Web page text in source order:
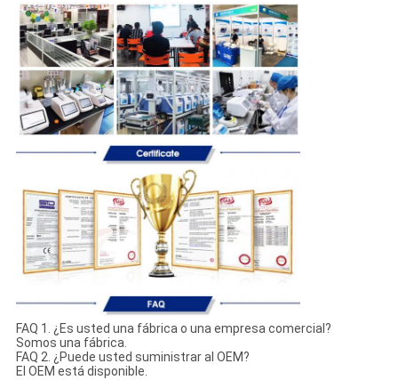
FAQ 1. ¿Es usted una fábrica o una empresa comercial?
Somos una fábrica.
FAQ 2. ¿Puede usted suministrar al OEM?
El OEM está disponible.